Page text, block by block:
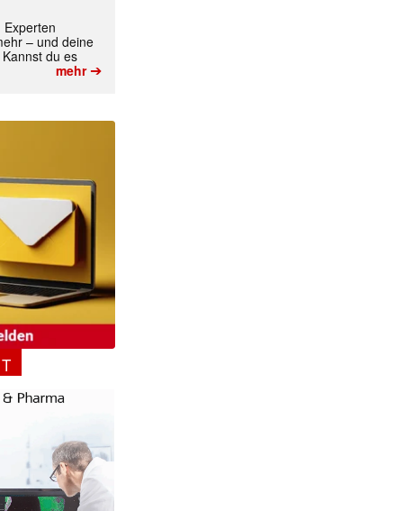
Experten
– und deine
du es
mehr➔